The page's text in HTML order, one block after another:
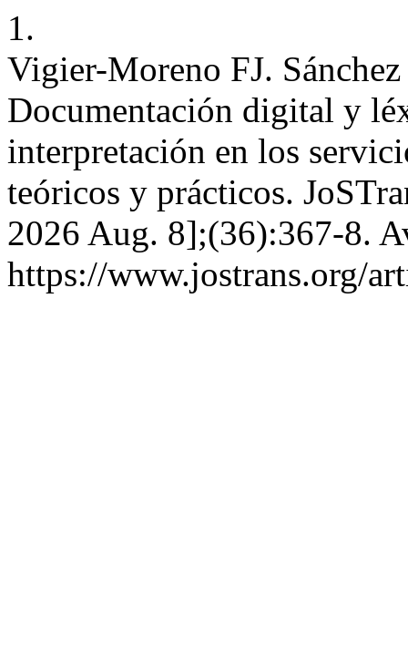
1.
Vigier-Moreno FJ.
Documentación digital y
interpretación en los
teóricos y prácticos.
2026 Aug. 8];(36):367-8.
https://www.jostrans.org/